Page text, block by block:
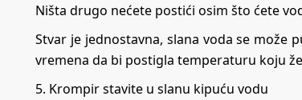
Ništa drugo nećete postići osim što ćete
Stvar je jednostavna, slana voda se može
vremena da bi postigla temperaturu koju
5. Krompir stavite u slanu kipuću vodu